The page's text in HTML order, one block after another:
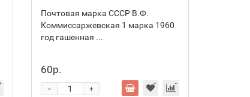
Почтовая марка СССР В.Ф.
Коммиссаржевская 1 марка 1960
год гашенная ...
60р.
+
-